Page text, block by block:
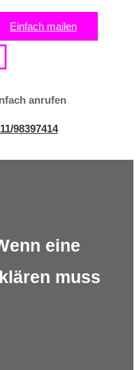
Einfach mailen
anrufen
98397414
eine
muss